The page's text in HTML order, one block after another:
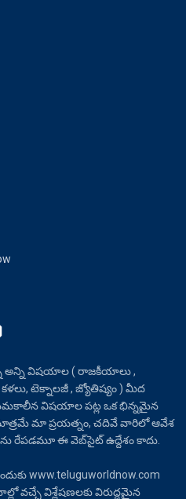
అన్ని విషయాల ( రాజకీయాలు ,
కళలు, టెక్నాలజీ , జ్యోతిష్యం ) మీద
సమకాలీన విషయాల పట్ల ఒక భిన్నమైన
మా ప్రయత్నం, చదివే వారిలో ఆవేశ
రేపడమూ ఈ వెబ్‌సైట్ ఉద్దేశం కాదు.
www.teluguworldnow.com
వచ్చే విశ్లేషణలకు విరుద్ధమైన